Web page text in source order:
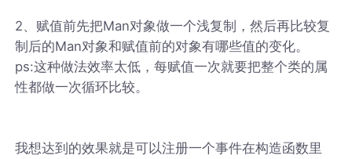
2、赋值前先把Man对象做一个浅复制，然后再比较复
制后的Man对象和赋值前的对象有哪些值的变化。
ps:这种做法效率太低，每赋值一次就要把整个类的属
性都做一次循环比较。
我想达到的效果就是可以注册一个事件在构造函数里